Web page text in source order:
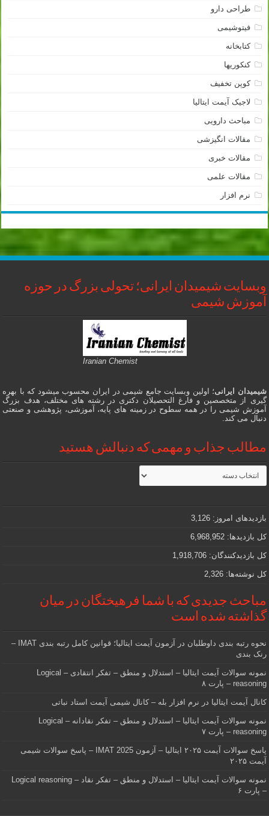
طراحی دارو
فیتوشیمی
کتابخانه
کنکوریها
کوپن تخفیف
لاجیک آیمت ایتالیا
مباحث دارویی
مقالات انگیزشی
مقالات خبری
مقالات علمی
نرم افزار
وبسایت شیمیدان ایرانی؛ تحولی بزرگ در حوزه
آموزش شیمی
Iranian Chemist
شیمیدان ایرانی؛ اولین وبسایت جامع شیمی در ایران محسوب میشود که با بهره
گیری از متخصصین و فارغ التحصیلان دکتری در رشته های مختلف، هدف بزرگ
آموزش شیمی را در همه سطوح در زمینه های پایه، آموزشی، پژوهشی و صنعتی
دنبال می کند.
مطالب جذاب و مهمی که دنبالش هستید
مطالب
جذاب
و
که
دنبالش
هستید
بازدیدهای امروز:3,126
کل بازدیدها:6,968,952
کل بازدیدکنند‌گان:1,918,706
کل نوشته‌ها:2,326
مباحث جدیدی که با شما فرهیختگان در میان
گذاشته شده است
نحوه رتبه بندی داوطلبان در آزمون آیمت ایتالیا؛ قوانین کامل رتبه بندی IMAT –
رنک بندی
نمونه سوالات آیمت ایتالیا – استدلال و منطق – تفکر انتقادی – Logical
reasoning – پارت ۸
کانال آیمت ایتالیا در نرم افزار بله – کانال شیمی آیمت استاد نباتی
نمونه سوالات آیمت ایتالیا – استدلال و منطق – تفکر نقادانه – Logical
reasoning – پارت ۷
پاسخ سوالات آیمت ۲۰۲۵ ایتالیا – آزمون IMAT 2025 – پاسخ سوالات شیمی
آیمت ۲۰۲۵
نمونه سوالات آیمت ایتالیا – استدلال و منطق – تفکر نقاد – Logical reasoning
– پارت ۶